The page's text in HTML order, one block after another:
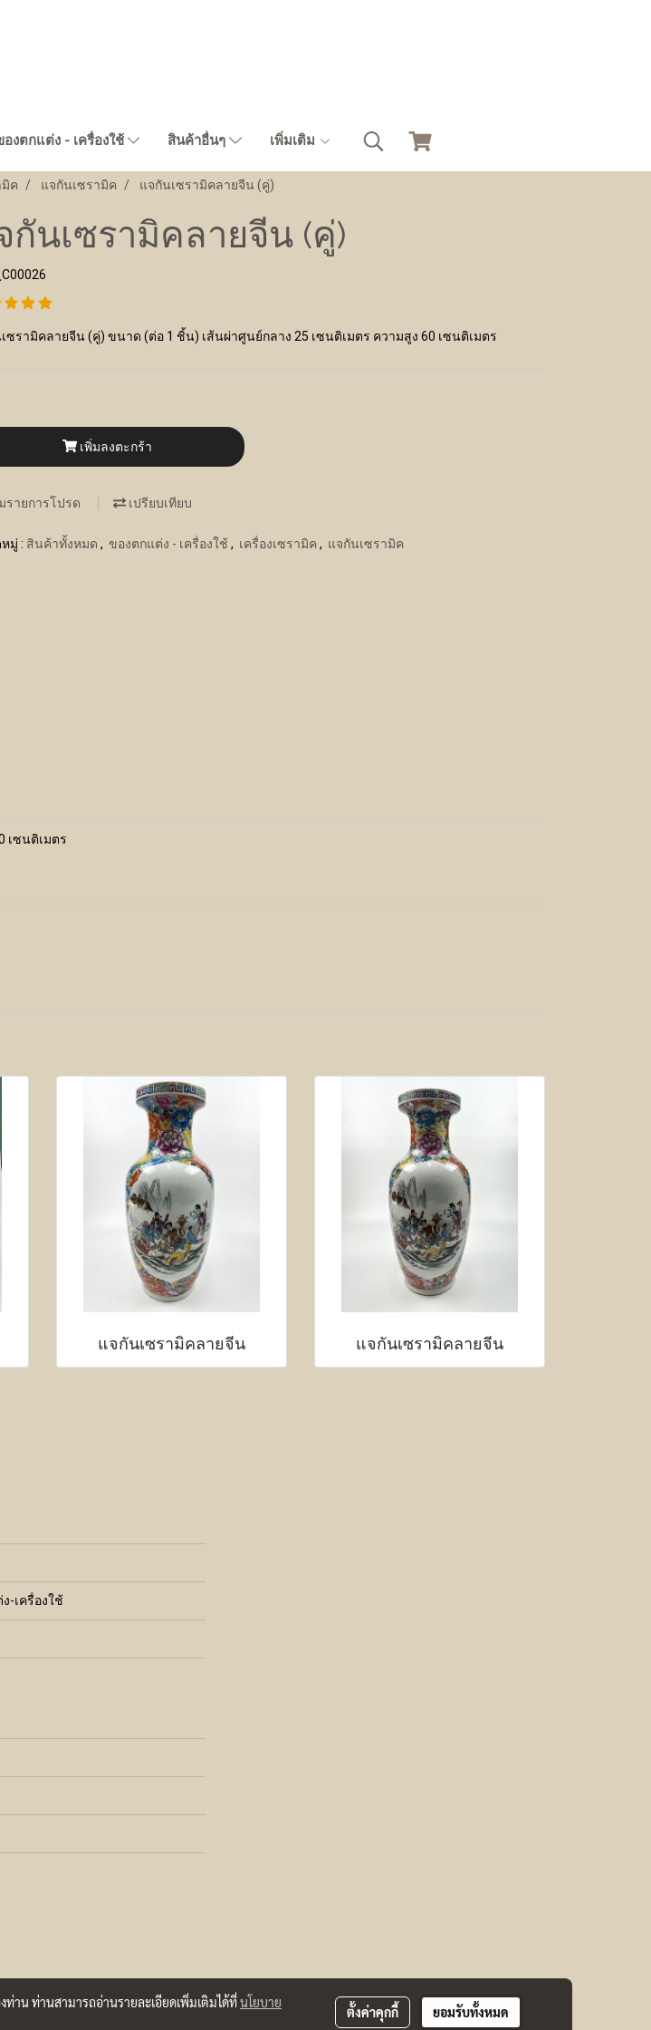
องตกแต่ง - เครื่องใช้ สินค้าอื่นๆ เพิ่มเติม
มิค แจกันเซรามิค แจกันเซรามิคลายจีน (คู่)
กันเซรามิคลายจีน (คู่)
C00026
ซรามิคลายจีน (คู่) ขนาด (ต่อ 1 ชิ้น) เส้นผ่าศูนย์กลาง 25 เซนติเมตร ความสูง 60 เซนติเมตร
เพิ่มลงตะกร้า
รายการโปรด เปรียบเทียบ
มู่ : สินค้าทั้งหมด , ของตกแต่ง - เครื่องใช้ , เครื่องเซรามิค , แจกันเซรามิค
เซนติเมตร
แจกันเซรามิคลายจีน แจกันเซรามิคลายจีน
-เครื่องใช้
าน ท่านสามารถอ่านรายละเอียดเพิ่มเติมได้ที่นโยบาย
ตั้งค่าคุกกี้ ยอมรับทั้งหมด